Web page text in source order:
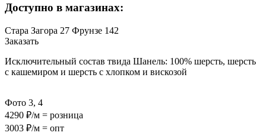
Доступно в магазинах:
Стара Загора 27 Фрунзе 142
Заказать
Исключительный состав твида Шанель: 100% шерсть, шерсть
с кашемиром и шерсть с хлопком и вискозой
Фото 3, 4
4290 ₽/м = розница
3003 ₽/м = опт